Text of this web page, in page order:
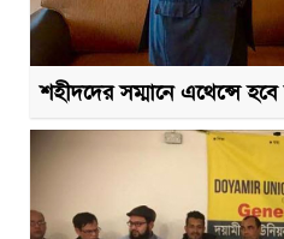
শহীদদের সম্মানে এথেন্সে হবে